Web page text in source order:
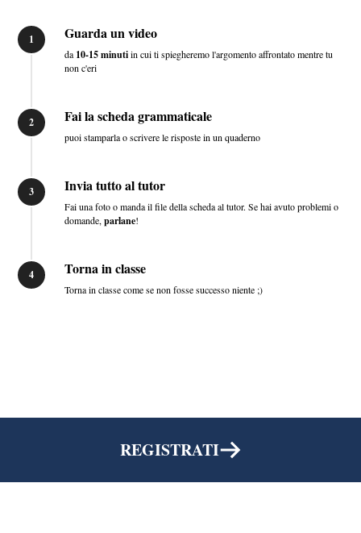
1 Guarda un video
da10-15 minutiin cui ti spiegheremo l'argomento affrontato mentre tu
non c'eri
2 Fai la scheda grammaticale
puoi stamparla o scrivere le risposte in un quaderno
3 Invia tutto al tutor
Fai una foto o manda il file della scheda al tutor. Se hai avuto problemi o
domande,parlane!
4 Torna in classe
Torna in classe come se non fosse successo niente ;)
REGISTRATI